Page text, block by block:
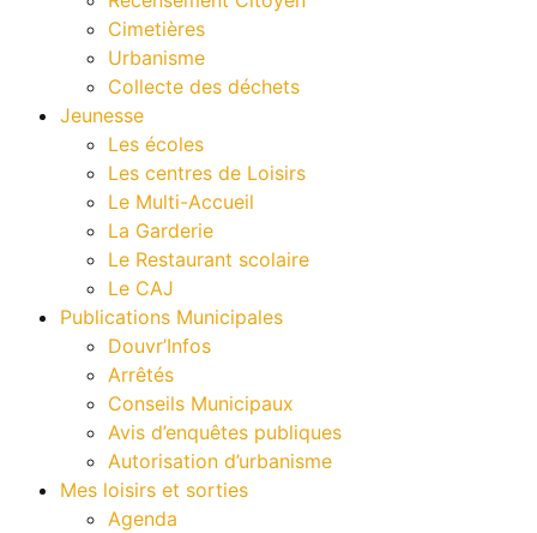
Cimetières
Urbanisme
Collecte des déchets
Jeunesse
Les écoles
Les centres de Loisirs
Le Multi-Accueil
La Garderie
Le Restaurant scolaire
Le CAJ
Publications Municipales
Douvr’Infos
Arrêtés
Conseils Municipaux
Avis d’enquêtes publiques
Autorisation d’urbanisme
Mes loisirs et sorties
Agenda